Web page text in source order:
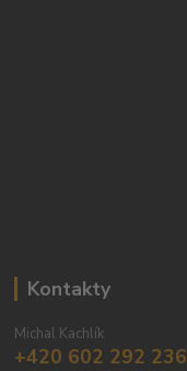
Kontakty
Michal Kachlík
+420 602 292 236